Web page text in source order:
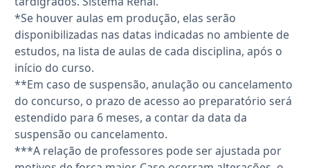
*Se houver aulas em produção, elas serão
disponibilizadas nas datas indicadas no ambiente de
estudos, na lista de aulas de cada disciplina, após o
início do curso.
**Em caso de suspensão, anulação ou cancelamento
do concurso, o prazo de acesso ao preparatório será
estendido para 6 meses, a contar da data da
suspensão ou cancelamento.
***A relação de professores pode ser ajustada por